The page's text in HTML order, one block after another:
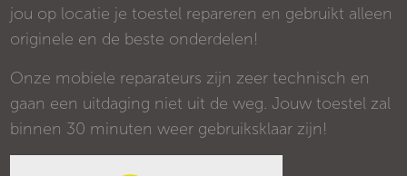
jou op locatie je toestel repareren en gebruikt alleen
originele en de beste onderdelen!
Onze mobiele reparateurs zijn zeer technisch en
gaan een uitdaging niet uit de weg. Jouw toestel zal
binnen 30 minuten weer gebruiksklaar zijn!